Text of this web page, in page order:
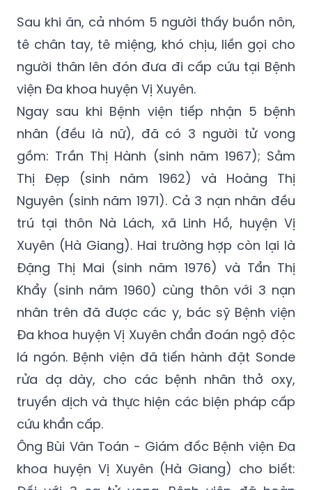
người thân lên đón đưa đi cấp cứu tại Bệnh
viện Đa khoa huyện Vị Xuyên.
Ngay sau khi Bệnh viện tiếp nhận 5 bệnh
nhân (đều là nữ), đã có 3 người tử vong
gồm: Trần Thị Hành (sinh năm 1967); Sằm
Thị Đẹp (sinh năm 1962) và Hoàng Thị
Nguyên (sinh năm 1971). Cả 3 nạn nhân đều
trú tại thôn Nà Lách, xã Linh Hồ, huyện Vị
Xuyên (Hà Giang). Hai trường hợp còn lại là
Đặng Thị Mai (sinh năm 1976) và Tẩn Thị
Khẩy (sinh năm 1960) cùng thôn với 3 nạn
nhân trên đã được các y, bác sỹ Bệnh viện
Đa khoa huyện Vị Xuyên chẩn đoán ngộ độc
lá ngón. Bệnh viện đã tiến hành đặt Sonde
rửa dạ dày, cho các bệnh nhân thở oxy,
truyền dịch và thực hiện các biện pháp cấp
cứu khẩn cấp.
Ông Bùi Văn Toán - Giám đốc Bệnh viện Đa
khoa huyện Vị Xuyên (Hà Giang) cho biết:
Đối với 3 ca tử vong, Bệnh viện đã hoàn
thiện thủ tục và bàn giao thi thể nạn nhân